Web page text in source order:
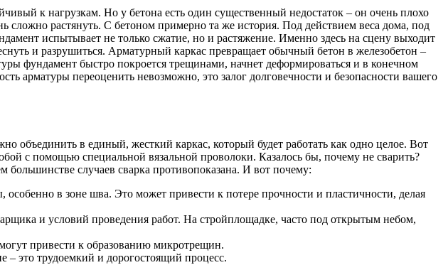
к нагрузкам. Но у бетона есть один существенный недостаток – он очень плохо
сложно растянуть. С бетоном примерно та же история. Под действием веса дома, под
испытывает не только сжатие, но и растяжение. Именно здесь на сцену выходит
и разрушиться. Арматурный каркас превращает обычный бетон в железобетон –
фундамент быстро покроется трещинами, начнет деформироваться и в конечном
арматуры переоценить невозможно, это залог долговечности и безопасности вашего
в единый, жесткий каркас, который будет работать как одно целое. Вот
с помощью специальной вязальной проволоки. Казалось бы, почему не сварить?
случаев сварка противопоказана. И вот почему:
в зоне шва. Это может привести к потере прочности и пластичности, делая
и условий проведения работ. На стройплощадке, часто под открытым небом,
привести к образованию микротрещин.
– это трудоемкий и дорогостоящий процесс.